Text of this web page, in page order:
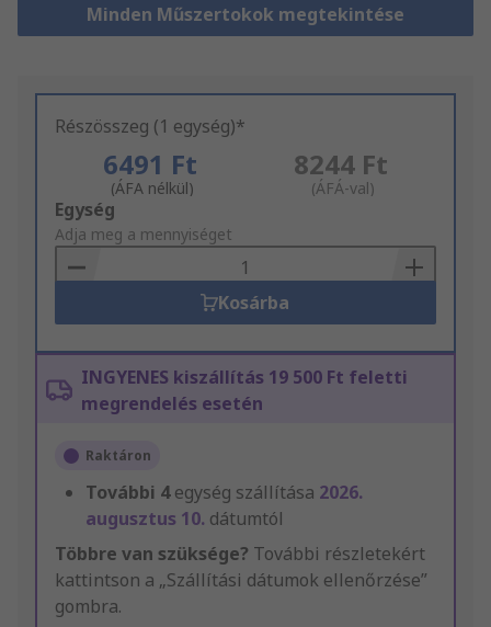
Minden Műszertokok megtekintése
Részösszeg (1 egység)*
6491 Ft
(ÁFA nélkül)
8244 Ft
(ÁFÁ-val)
Add
to
Basket
Egység
Adja meg a mennyiséget
Kosárba
INGYENES kiszállítás 19 500 Ft feletti
megrendelés esetén
Raktáron
További 4egység szállítása 2026.
augusztus 10. dátumtól
Többre van szüksége? További részletekért
kattintson a „Szállítási dátumok ellenőrzése”
gombra.